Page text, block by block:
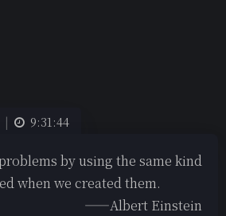
| 9:31:44
by using the same kind
when we created them.
——Albert Einstein